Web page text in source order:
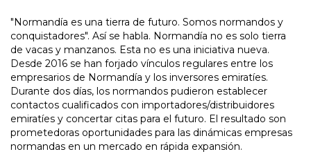
"Normandía es una tierra de futuro. Somos normandos y
conquistadores". Así se habla. Normandía no es solo tierra
de vacas y manzanos. Esta no es una iniciativa nueva.
Desde 2016 se han forjado vínculos regulares entre los
empresarios de Normandía y los inversores emiratíes.
Durante dos días, los normandos pudieron establecer
contactos cualificados con importadores/distribuidores
emiratíes y concertar citas para el futuro. El resultado son
prometedoras oportunidades para las dinámicas empresas
normandas en un mercado en rápida expansión.